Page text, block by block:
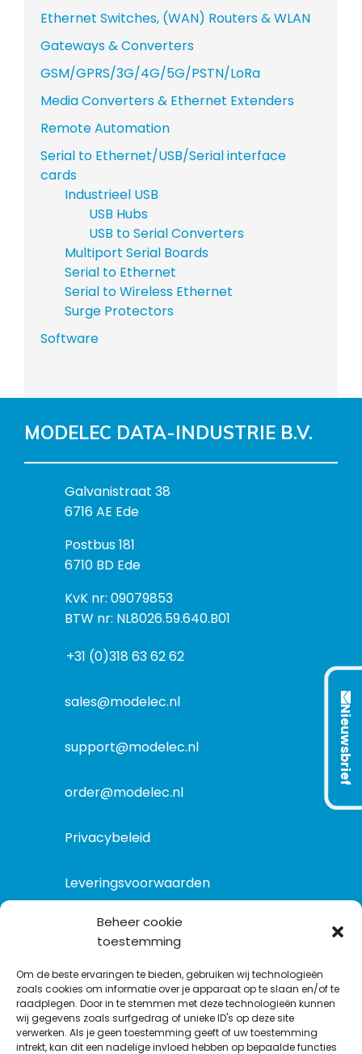
Beheer cookie
toestemming
Om de beste ervaringen te bieden, gebruiken wij technologieën
zoals cookies om informatie over je apparaat op te slaan en/of te
raadplegen. Door in te stemmen met deze technologieën kunnen
wij gegevens zoals surfgedrag of unieke ID's op deze site
verwerken. Als je geen toestemming geeft of uw toestemming
intrekt, kan dit een nadelige invloed hebben op bepaalde functies
Ethernet Switches, (WAN) Routers & WLAN
Gateways & Converters
GSM/GPRS/3G/4G/5G/PSTN/LoRa
Media Converters & Ethernet Extenders
Remote Automation
Serial to Ethernet/USB/Serial interface
cards
Industrieel USB
USB Hubs
USB to Serial Converters
Multiport Serial Boards
Serial to Ethernet
Serial to Wireless Ethernet
Surge Protectors
Software
MODELEC DATA-INDUSTRIE B.V.
B
e
o
e
k
a
r
Galvanistraat 38
6716 AE Ede
P
o
t
a
s
Postbus 181
6710 BD Ede
I
n
o
m
KvK nr: 09079853
BTW nr: NL8026.59.640.B01
+31 (0)318 63 62 62
sales@modelec.nl
support@modelec.nl
order@modelec.nl
Privacybeleid
Leveringsvoorwaarden
L
i
T
w
F
a
Y
o
C
o
Nieuwsbrief